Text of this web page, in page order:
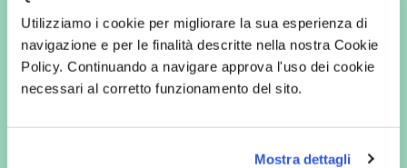
Utilizziamo i cookie per migliorare la sua esperienza di
navigazione e per le finalità descritte nella nostra Cookie
Policy. Continuando a navigare approva l'uso dei cookie
necessari al corretto funzionamento del sito.
Mostra dettagli
espressamente al trattamento dei miei dati personali per finalità
commerciali da parte di Verafarma, tra cui invio di comunicazioni
marketing (con modalità telematiche - quali ad es. newsletter ed e-mail
con inviti e comunicazioni commerciali - e modalità tradizionali, quali ad
es. posta cartacea)